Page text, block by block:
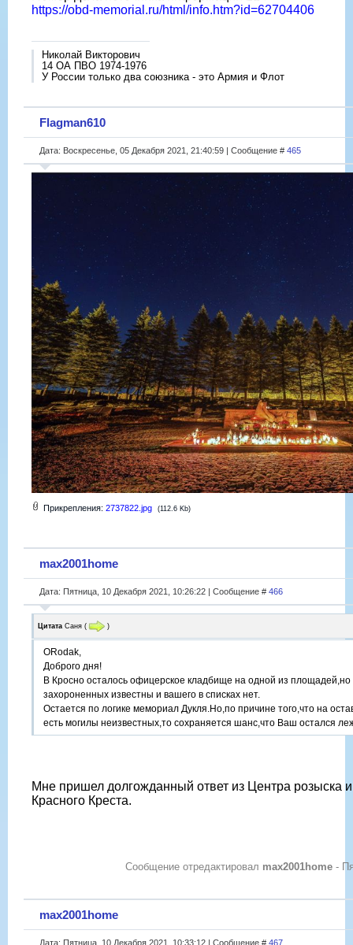
https://obd-memorial.ru/html/info.htm?id=62704406
Николай Викторович
14 ОА ПВО 1974-1976
У России только два союзника - это Армия и Флот
Flagman610
Дата: Воскресенье, 05 Декабря 2021, 21:40:59 | Сообщение # 465
Прикрепления: 2737822.jpg (112.6 Kb)
max2001home
Дата: Пятница, 10 Декабря 2021, 10:26:22 | Сообщение # 466
Цитата Саня ( )
ORodak,
Доброго дня!
В Кросно осталось офицерское кладбище на одной из
захороненных известны и вашего в списках нет.
Остается по логике мемориал Дукля.Но,по причине того,что на
есть могилы неизвестных,то сохраняется шанс,что Ваш остался
Мне пришел долгожданный ответ из Центра розыска
Красного Креста.
Сообщение отредактировал max2001home -
max2001home
Дата: Пятница, 10 Декабря 2021, 10:33:12 | Сообщение # 467